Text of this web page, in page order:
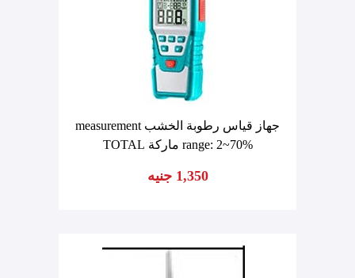
جهاز قياس رطوبة الخشب measurement
range: 2~70% ماركة TOTAL
1,350 جنيه